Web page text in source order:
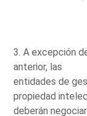
3. A excepción
anterior, las
entidades de
propiedad
deberán